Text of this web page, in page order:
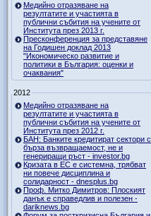
Медийно отразяване на
резултатите и участията в
публични събития на учените от
Института през 2013 г.
Пресконференция за представяне
на Годишен доклад 2013
"Икономическо развитие и
политики в България: оценки и
очаквания"
2012
Медийно отразяване на
резултатите и участията в
публични събития на учените от
Института през 2012 г.
БАН: Банките кредитират сектори с
бърза възвращаемост, не и
генериращи ръст - investor.bg
Кризата в ЕС е системна, трябват
ни повече дисциплина и
солидарност - dnesplus.bg
Проф. Митко Димитров: Плоският
данък е справедлив и полезен -
dariknews.bg